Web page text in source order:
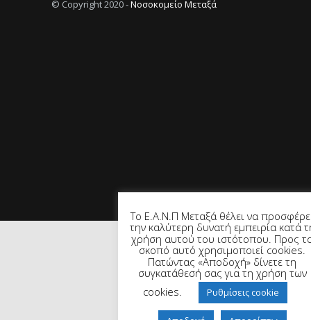
© Copyright 2020 -Νοσοκομείο Μεταξά
Το Ε.Α.Ν.Π Μεταξά θέλει να
την καλύτερη δυνατή εμπειρία κατά
χρήση αυτού του ιστότοπου. Προς
σκοπό αυτό χρησιμοποιεί cookies.
Πατώντας «Αποδοχή» δίνετε τη
συγκατάθεσή σας για τη χρήση των
cookies.
Ρυθμίσεις cookie